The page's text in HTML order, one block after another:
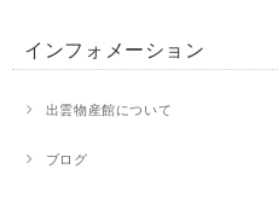
インフォメーション
出雲物産館について
ブログ